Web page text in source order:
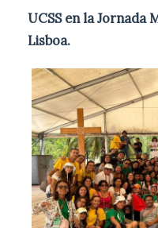
UCSS en la Jornada
Lisboa.